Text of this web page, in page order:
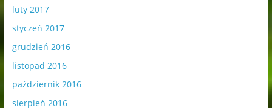
luty 2017
styczeń 2017
grudzień 2016
listopad 2016
październik 2016
sierpień 2016